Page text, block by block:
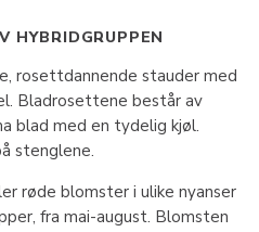
HYBRIDGRUPPEN
rosettdannende stauder med
Bladrosettene består av
blad med en tydelig kjøl.
stenglene.
røde blomster i ulike nyanser
fra mai-august. Blomsten